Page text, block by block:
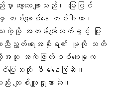
ော့သေချာသည်။ မြေပြင်
တစ်ကျောင်းနေ တစ်ဂါထာ၊
သို့ အတန်းကျော်တက်ခွင့် ပြု
းညီညွတ်ရေးအစိုးရ၏ မူကို သတိ
ထို့အတူ အကဲဖြတ်စစ်ဆေးမှုက
ပြေသလို စီမံနေကြဆဲ။
း လျစ်လျူရှုထားဆဲ။